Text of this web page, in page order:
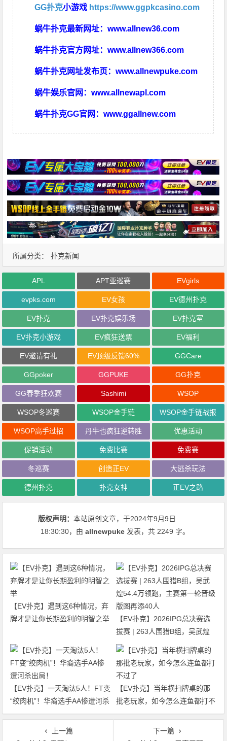
GG扑克小游戏 https://www.ggpkcasino.com
蜗牛扑克最新网址：www.allnew36.com
蜗牛扑克官方网址：www.allnew366.com
蜗牛扑克网址发布页：www.allnewpuke.com
蜗牛娱乐官网：www.allnewapl.com
蜗牛扑克GG官网：www.ggallnew.com
所属分类： 扑克新闻
APL APT亚巡赛 EVgirls
evpks.com EV女孩 EV德州扑克
EV扑克 EV扑克娱乐场 EV扑克室
EV扑克小游戏 EV疯狂送票 EV福利
EV邀请有礼 EV顶级反馈60% GGCare
GGpoker GGPUKE GG扑克
GG春季狂欢赛 Sashimi WSOP
WSOP冬巡赛 WSOP金手链 WSOP金手链战报
WSOP高手过招 丹牛也疯狂逆转胜 优惠活动
促销活动 免费比赛 免费赛
冬巡赛 创造正EV 大逃杀玩法
德州扑克 扑克女神 正EV之路
版权声明：本站原创文章，于2024年9月9日
18:30:30，由allnewpuke 发表，共 2249 字。
【EV扑克】遇到这6种情况，弃
牌才是让你长期盈利的明智之举
【EV扑克】2026IPG总决赛选
拔赛 | 263人围猎B组，吴武煌
54.4万领跑，主赛第一轮晋级版
【EV扑克】一天淘汰5人！FT变
“绞肉机”！华裔选手AA惨遭河杀
出局！
【EV扑克】当年横扫牌桌的那
批老玩家，如今怎么连鱼都打不
过了
上一篇
下一篇